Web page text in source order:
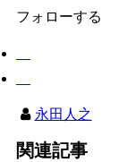
フォローする
永田人之
関連記事